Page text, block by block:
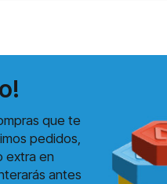
que te
pedidos,
extra en
antes